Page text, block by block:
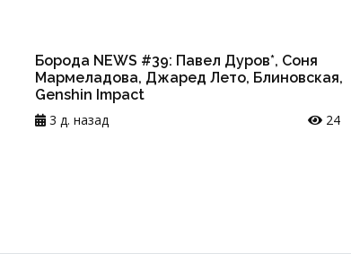
Борода NEWS #39: Павел Дуров*, Соня
Мармеладова, Джаред Лето, Блиновская,
Genshin Impact
3 д. назад
24